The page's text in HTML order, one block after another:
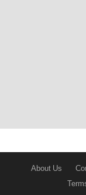
About Us